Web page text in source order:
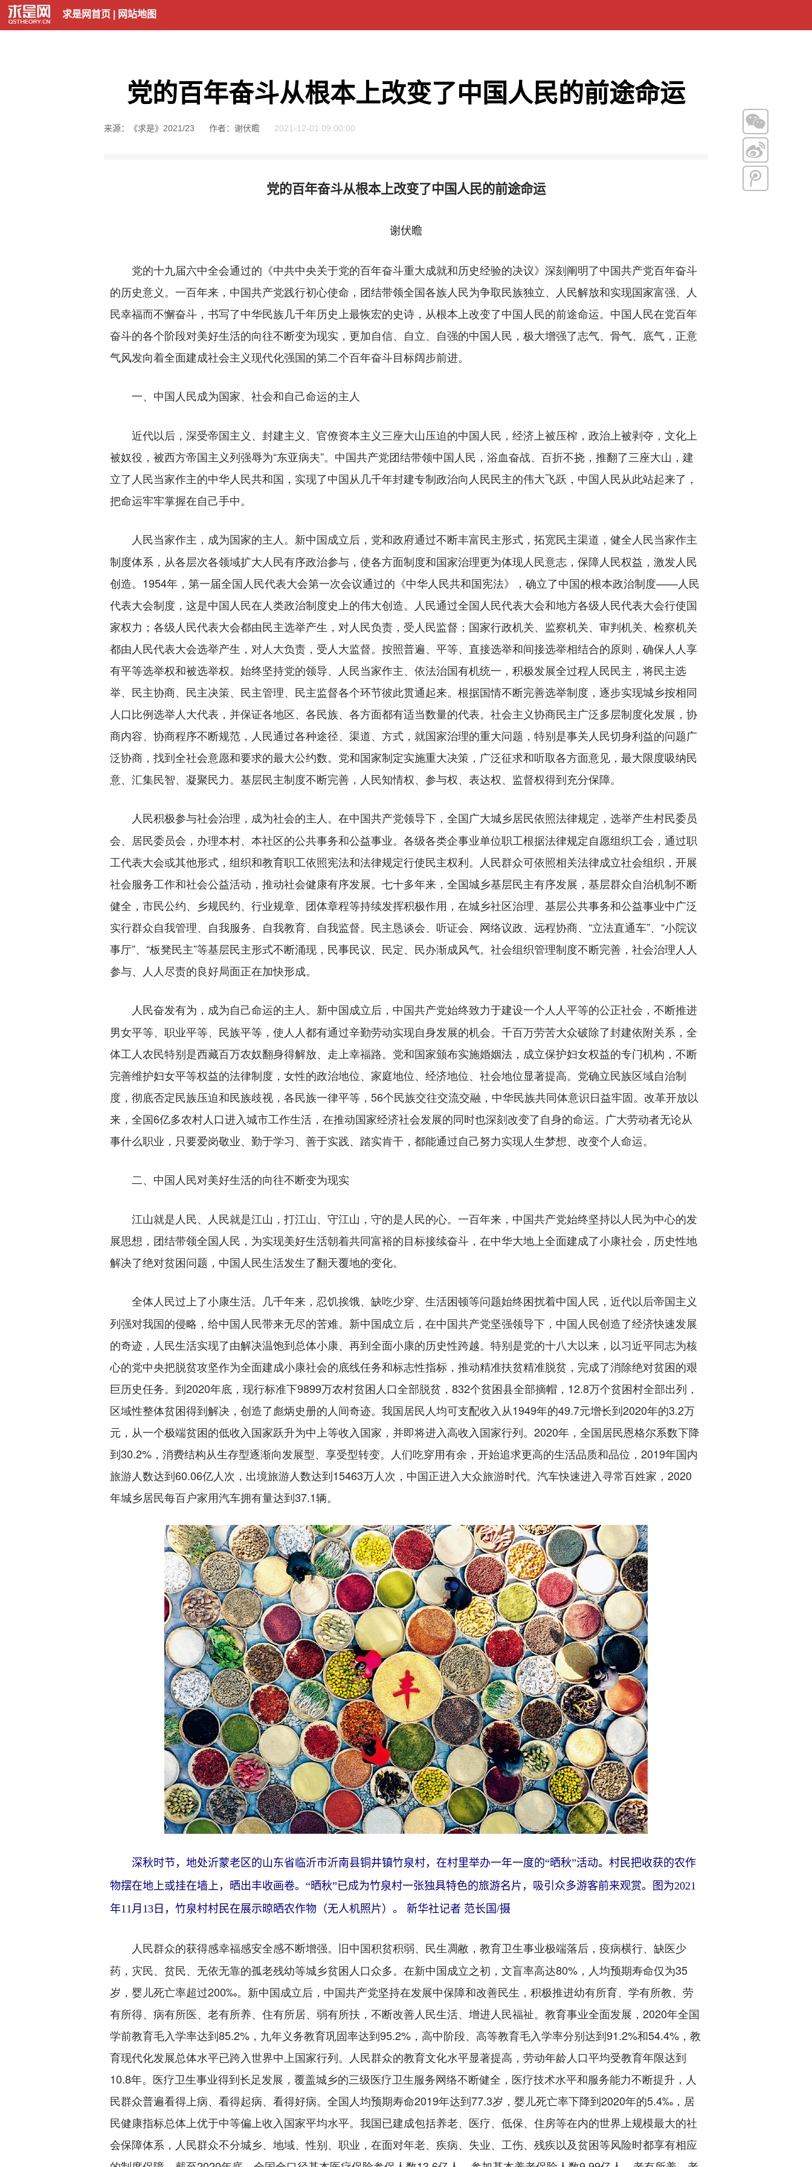
求是网首页 网站地图
党的百年奋斗从根本上改变了中国人民的前途命运
来源：《求是》2021/23 作者：谢伏瞻 2021-12-01 09:00:00
党的百年奋斗从根本上改变了中国人民的前途命运
谢伏瞻
党的十九届六中全会通过的《中共中央关于党的百年奋斗重大成就和历史经验的决议》深刻阐明了中国共产党百年奋斗
的历史意义。一百年来，中国共产党践行初心使命，团结带领全国各族人民为争取民族独立、人民解放和实现国家富强、人
民幸福而不懈奋斗，书写了中华民族几千年历史上最恢宏的史诗，从根本上改变了中国人民的前途命运。中国人民在党百年
奋斗的各个阶段对美好生活的向往不断变为现实，更加自信、自立、自强的中国人民，极大增强了志气、骨气、底气，正意
气风发向着全面建成社会主义现代化强国的第二个百年奋斗目标阔步前进。
一、中国人民成为国家、社会和自己命运的主人
近代以后，深受帝国主义、封建主义、官僚资本主义三座大山压迫的中国人民，经济上被压榨，政治上被剥夺，文化上
被奴役，被西方帝国主义列强辱为“东亚病夫”。中国共产党团结带领中国人民，浴血奋战、百折不挠，推翻了三座大山，建
立了人民当家作主的中华人民共和国，实现了中国从几千年封建专制政治向人民民主的伟大飞跃，中国人民从此站起来了，
把命运牢牢掌握在自己手中。
人民当家作主，成为国家的主人。 新中国成立后，党和政府通过不断丰富民主形式，拓宽民主渠道，健全人民当家作主
制度体系，从各层次各领域扩大人民有序政治参与，使各方面制度和国家治理更为体现人民意志，保障人民权益，激发人民
创造。1954年，第一届全国人民代表大会第一次会议通过的《中华人民共和国宪法》，确立了中国的根本政治制度——人民
代表大会制度，这是中国人民在人类政治制度史上的伟大创造。人民通过全国人民代表大会和地方各级人民代表大会行使国
家权力；各级人民代表大会都由民主选举产生，对人民负责，受人民监督；国家行政机关、监察机关、审判机关、检察机关
都由人民代表大会选举产生，对人大负责，受人大监督。按照普遍、平等、直接选举和间接选举相结合的原则，确保人人享
有平等选举权和被选举权。始终坚持党的领导、人民当家作主、依法治国有机统一，积极发展全过程人民民主，将民主选
举、民主协商、民主决策、民主管理、民主监督各个环节彼此贯通起来。根据国情不断完善选举制度，逐步实现城乡按相同
人口比例选举人大代表，并保证各地区、各民族、各方面都有适当数量的代表。社会主义协商民主广泛多层制度化发展，协
商内容、协商程序不断规范，人民通过各种途径、渠道、方式，就国家治理的重大问题，特别是事关人民切身利益的问题广
泛协商，找到全社会意愿和要求的最大公约数。党和国家制定实施重大决策，广泛征求和听取各方面意见，最大限度吸纳民
意、汇集民智、凝聚民力。基层民主制度不断完善，人民知情权、参与权、表达权、监督权得到充分保障。
人民积极参与社会治理，成为社会的主人。 在中国共产党领导下，全国广大城乡居民依照法律规定，选举产生村民委员
会、居民委员会，办理本村、本社区的公共事务和公益事业。各级各类企事业单位职工根据法律规定自愿组织工会，通过职
工代表大会或其他形式，组织和教育职工依照宪法和法律规定行使民主权利。人民群众可依照相关法律成立社会组织，开展
社会服务工作和社会公益活动，推动社会健康有序发展。七十多年来，全国城乡基层民主有序发展，基层群众自治机制不断
健全，市民公约、乡规民约、行业规章、团体章程等持续发挥积极作用，在城乡社区治理、基层公共事务和公益事业中广泛
实行群众自我管理、自我服务、自我教育、自我监督。民主恳谈会、听证会、网络议政、远程协商、“立法直通车”、“小院议
事厅”、“板凳民主”等基层民主形式不断涌现，民事民议、民定、民办渐成风气。社会组织管理制度不断完善，社会治理人人
参与、人人尽责的良好局面正在加快形成。
人民奋发有为，成为自己命运的主人。 新中国成立后，中国共产党始终致力于建设一个人人平等的公正社会，不断推进
男女平等、职业平等、民族平等，使人人都有通过辛勤劳动实现自身发展的机会。千百万劳苦大众破除了封建依附关系，全
体工人农民特别是西藏百万农奴翻身得解放、走上幸福路。党和国家颁布实施婚姻法，成立保护妇女权益的专门机构，不断
完善维护妇女平等权益的法律制度，女性的政治地位、家庭地位、经济地位、社会地位显著提高。党确立民族区域自治制
度，彻底否定民族压迫和民族歧视，各民族一律平等，56个民族交往交流交融，中华民族共同体意识日益牢固。改革开放以
来，全国6亿多农村人口进入城市工作生活，在推动国家经济社会发展的同时也深刻改变了自身的命运。广大劳动者无论从
事什么职业，只要爱岗敬业、勤于学习、善于实践、踏实肯干，都能通过自己努力实现人生梦想、改变个人命运。
二、中国人民对美好生活的向往不断变为现实
江山就是人民、人民就是江山，打江山、守江山，守的是人民的心。一百年来，中国共产党始终坚持以人民为中心的发
展思想，团结带领全国人民，为实现美好生活朝着共同富裕的目标接续奋斗，在中华大地上全面建成了小康社会，历史性地
解决了绝对贫困问题，中国人民生活发生了翻天覆地的变化。
全体人民过上了小康生活。
几千年来，忍饥挨饿、缺吃少穿、生活困顿等问题始终困扰着中国人民，近代以后帝国主义
列强对我国的侵略，给中国人民带来无尽的苦难。新中国成立后，在中国共产党坚强领导下，中国人民创造了经济快速发展
的奇迹，人民生活实现了由解决温饱到总体小康、再到全面小康的历史性跨越。特别是党的十八大以来，以习近平同志为核
心的党中央把脱贫攻坚作为全面建成小康社会的底线任务和标志性指标，推动精准扶贫精准脱贫，完成了消除绝对贫困的艰
巨历史任务。到2020年底，现行标准下9899万农村贫困人口全部脱贫，832个贫困县全部摘帽，12.8万个贫困村全部出列，
区域性整体贫困得到解决，创造了彪炳史册的人间奇迹。我国居民人均可支配收入从1949年的49.7元增长到2020年的3.2万
元，从一个极端贫困的低收入国家跃升为中上等收入国家，并即将进入高收入国家行列。2020年，全国居民恩格尔系数下降
到30.2%，消费结构从生存型逐渐向发展型、享受型转变。人们吃穿用有余，开始追求更高的生活品质和品位，2019年国内
旅游人数达到60.06亿人次，出境旅游人数达到15463万人次，中国正进入大众旅游时代。汽车快速进入寻常百姓家，2020
年城乡居民每百户家用汽车拥有量达到37.1辆。
深秋时节，地处沂蒙老区的山东省临沂市沂南县铜井镇竹泉村，在村里举办一年一度的“晒秋”活动。村民把收获的农作
物摆在地上或挂在墙上，晒出丰收画卷。“晒秋”已成为竹泉村一张独具特色的旅游名片，吸引众多游客前来观赏。图为2021
年11月13日，竹泉村村民在展示晾晒农作物（无人机照片）。 新华社记者 范长国/摄
人民群众的获得感幸福感安全感不断增强。 旧中国积贫积弱、民生凋敝，教育卫生事业极端落后，疫病横行、缺医少
药，灾民、贫民、无依无靠的孤老残幼等城乡贫困人口众多。在新中国成立之初，文盲率高达80%，人均预期寿命仅为35
岁，婴儿死亡率超过200‰。新中国成立后，中国共产党坚持在发展中保障和改善民生，积极推进幼有所育、学有所教、劳
有所得、病有所医、老有所养、住有所居、弱有所扶，不断改善人民生活、增进人民福祉。教育事业全面发展，2020年全国
学前教育毛入学率达到85.2%，九年义务教育巩固率达到95.2%，高中阶段、高等教育毛入学率分别达到91.2%和54.4%，教
育现代化发展总体水平已跨入世界中上国家行列。人民群众的教育文化水平显著提高，劳动年龄人口平均受教育年限达到
10.8年。医疗卫生事业得到长足发展，覆盖城乡的三级医疗卫生服务网络不断健全，医疗技术水平和服务能力不断提升，人
民群众普遍看得上病、看得起病、看得好病。全国人均预期寿命2019年达到77.3岁，婴儿死亡率下降到2020年的5.4‰，居
民健康指标总体上优于中等偏上收入国家平均水平。我国已建成包括养老、医疗、低保、住房等在内的世界上规模最大的社
会保障体系，人民群众不分城乡、地域、性别、职业，在面对年老、疾病、失业、工伤、残疾以及贫困等风险时都享有相应